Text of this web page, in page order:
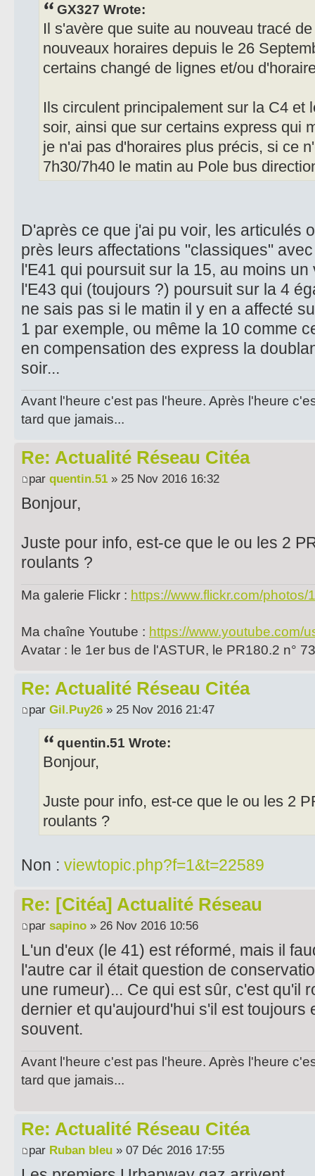
GX327 Wrote:
Il s'avère que suite au nouveau tracé
nouveaux horaires depuis le 26
certains changé de lignes et/ou
Ils circulent principalement sur la C4 et
soir, ainsi que sur certains express qui
je n'ai pas d'horaires plus précis, si ce
7h30/7h40 le matin au Pole bus
D'après ce que j'ai pu voir, les articulés
près leurs affectations "classiques"
l'E41 qui poursuit sur la 15, au moins
l'E43 qui (toujours ?) poursuit sur la 4
ne sais pas si le matin il y en a affecté
1 par exemple, ou même la 10 comme
en compensation des express la
soir...
Avant l'heure c'est pas l'heure. Après l'heure
tard que jamais...
Re: Actualité Réseau Citéa
par quentin.51 » 25 Nov 2016 16:32
Bonjour,
Juste pour info, est-ce que le ou les 2
roulants ?
Ma galerie Flickr : https://www.flickr.com/
Ma chaîne Youtube : https://www.youtube.com/
Avatar : le 1er bus de l'ASTUR, le PR180.2 n°
Re: Actualité Réseau Citéa
par Gil.Puy26 » 25 Nov 2016 21:47
quentin.51 Wrote:
Bonjour,
Juste pour info, est-ce que le ou les 2
roulants ?
Non : viewtopic.php?f=1&t=22589
Re: [Citéa] Actualité Réseau
par sapino » 26 Nov 2016 10:56
L'un d'eux (le 41) est réformé, mais il
l'autre car il était question de
une rumeur)... Ce qui est sûr, c'est qu'il
dernier et qu'aujourd'hui s'il est toujours
souvent.
Avant l'heure c'est pas l'heure. Après l'heure
tard que jamais...
Re: Actualité Réseau Citéa
par Ruban bleu » 07 Déc 2016 17:55